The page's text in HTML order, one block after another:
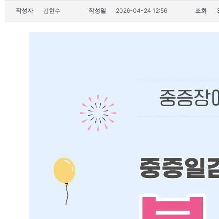
작성자 김현수 작성일 2026-04-24 12:56 조회